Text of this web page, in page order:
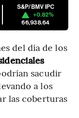
S&P/BMV IPC
+0.82%
66,938.64
del día de los
sacudir
a los
las coberturas